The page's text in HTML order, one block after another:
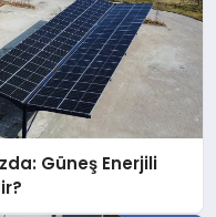
Güneş Enerjili